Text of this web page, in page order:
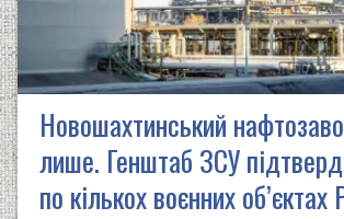
Новошахтинський
лише. Генштаб ЗСУ
по кількох воєнних